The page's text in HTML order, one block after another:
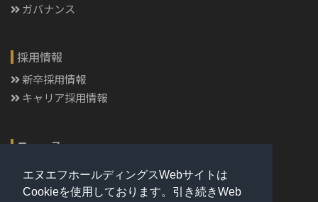
エヌエフホールディングスWebサイトは
Cookieを使用しております。引き続きWeb
ガバナンス
採用情報
新卒採用情報
キャリア採用情報
ニュース
ニュース・お知らせ